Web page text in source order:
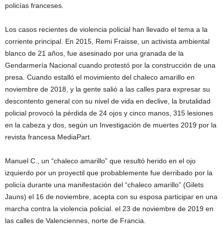
policías franceses.
Los casos recientes de violencia policial han llevado el tema a la
corriente principal. En 2015, Remi Fraisse, un activista ambiental
blanco de 21 años, fue asesinado por una granada de la
Gendarmería Nacional cuando protestó por la construcción de una
presa. Cuando estalló el movimiento del chaleco amarillo en
noviembre de 2018, y la gente salió a las calles para expresar su
descontento general con su nivel de vida en declive, la brutalidad
policial provocó la pérdida de 24 ojos y cinco manos, 315 lesiones
en la cabeza y dos, según un Investigación de muertes 2019 por la
revista francesa MediaPart.
Manuel C., un “chaleco amarillo” que resultó herido en el ojo
izquierdo por un proyectil que probablemente fue derribado por la
policía durante una manifestación del “chaleco amarillo” (Gilets
Jauns) el 16 de noviembre, acepta con su esposa participar en una
marcha contra la violencia policial. el 23 de noviembre de 2019 en
las calles de Valenciennes, norte de Francia.